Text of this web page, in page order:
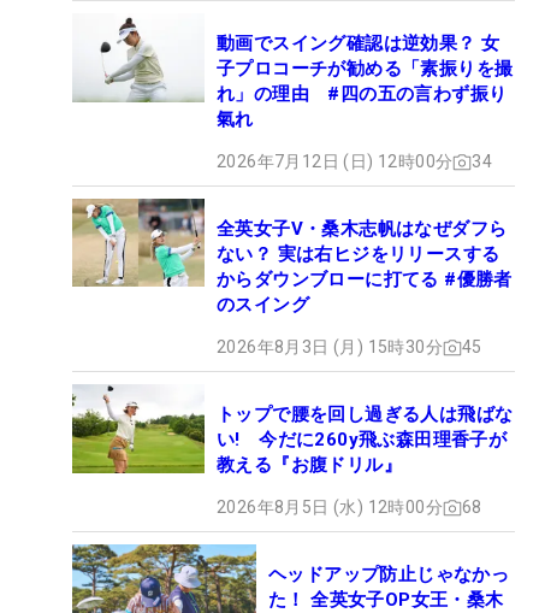
動画でスイング確認は逆効果？ 女
子プロコーチが勧める「素振りを撮
れ」の理由 #四の五の言わず振り
氣れ
2026年7月12日 (日) 12時00分 34
全英女子V・桑木志帆はなぜダフら
ない？ 実は右ヒジをリリースする
からダウンブローに打てる #優勝者
のスイング
2026年8月3日 (月) 15時30分 45
トップで腰を回し過ぎる人は飛ばな
い! 今だに260y飛ぶ森田理香子が
教える『お腹ドリル』
2026年8月5日 (水) 12時00分 68
ヘッドアップ防止じゃなかっ
た！ 全英女子OP女王・桑木